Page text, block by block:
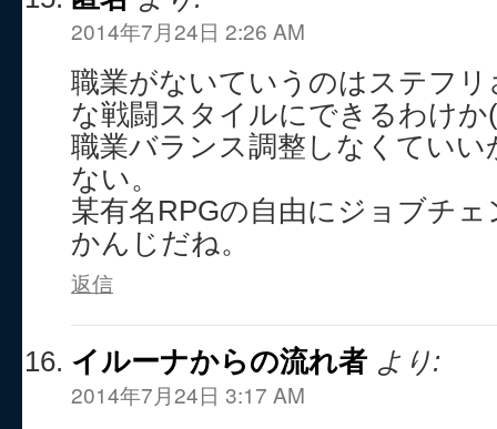
2014年7月24日 2:26 AM
職業がないていうのはステフ
な戦闘スタイルにできるわけか
職業バランス調整しなくてい
ない。
某有名RPGの自由にジョブチ
かんじだね。
返信
イルーナからの流れ者 より:
2014年7月24日 3:17 AM